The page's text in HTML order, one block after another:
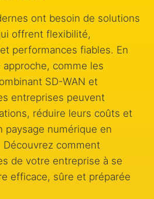
ont besoin de solutions
offrent flexibilité,
performances fiables. En
comme les
SD-WAN et
entreprises peuvent
réduire leurs coûts et
paysage numérique en
comment
de votre entreprise à se
efficace, sûre et préparée